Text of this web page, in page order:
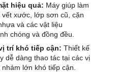
hiệu quả: Máy giúp làm
xước, lớp sơn cũ, cặn
và các vật liệu
chóng và đồng đều.
trí khó tiếp cận: Thiết kế
dễ dàng thao tác tại các vị
lớn khó tiếp cận.